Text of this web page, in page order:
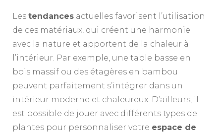
Les tendances actuelles favorisent l’utilisation
de ces matériaux, qui créent une harmonie
avec la nature et apportent de la chaleur à
l’intérieur. Par exemple, une table basse en
bois massif ou des étagères en bambou
peuvent parfaitement s’intégrer dans un
intérieur moderne et chaleureux. D’ailleurs, il
est possible de jouer avec différents types de
plantes pour personnaliser votre espace de